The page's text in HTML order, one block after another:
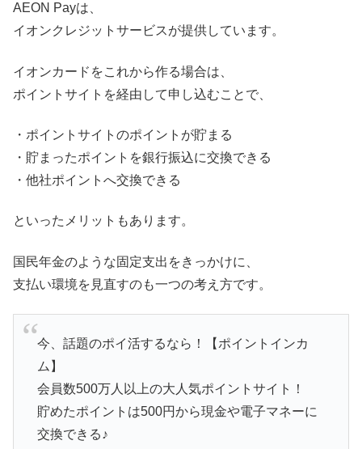
AEON Payは、
イオンクレジットサービスが提供しています。
イオンカードをこれから作る場合は、
ポイントサイトを経由して申し込むことで、
・ポイントサイトのポイントが貯まる
・貯まったポイントを銀行振込に交換できる
・他社ポイントへ交換できる
といったメリットもあります。
国民年金のような固定支出をきっかけに、
支払い環境を見直すのも一つの考え方です。
今、話題のポイ活するなら！【ポイントインカ
ム】
会員数500万人以上の大人気ポイントサイト！
貯めたポイントは500円から現金や電子マネーに
交換できる♪